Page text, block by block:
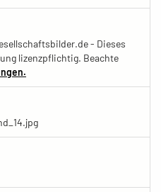
- Dieses
lizenzpflichtig. Beachte